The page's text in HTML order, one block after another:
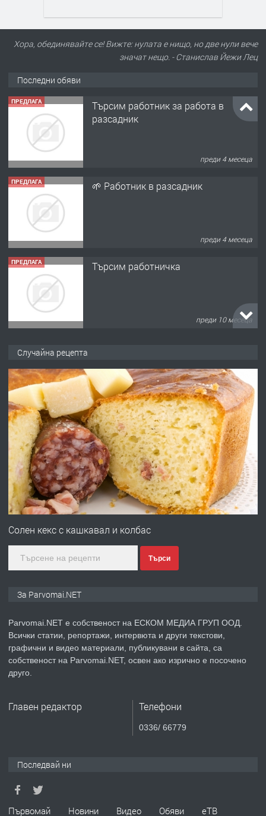
Хора, обединявайте се! Вижте: нулата е нищо, но две нули вече
значат нещо. - Станислав Йежи Лец
Последни обяви
ПРЕДЛАГА 🌱 Работник в разсадник
преди 4 месеца
ПРЕДЛАГА Търсим работничка
преди 10 месеца
ПРЕДЛАГА
Продава употребявани чисти и
преди 1 година
преди 1 година
ПРЕДЛАГА
Първи поход "По стъпките на Ангел
Войвода"
преди 1 година
ПРЕДЛАГА
Монтажник на малки детайли за
преди 1 година
ПРЕДЛАГА
Продавам апартамент - гр.
Случайна рецепта
Солен кекс с кашкавал и колбас
Търси
За Parvomai.NET
Parvomai.NET е собственост на ЕСКОМ МЕДИА ГРУП ООД.
Всички статии, репортажи, интервюта и други текстови,
графични и видео материали, публикувани в сайта, са
собственост на Parvomai.NET, освен ако изрично е посочено
друго.
Главен редактор Телефони
0336/ 66779
Последвай ни
Първомай Новини Видео Обяви еТВ